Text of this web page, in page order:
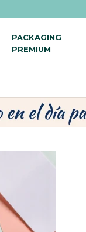
PACKAGING
PREMIUM